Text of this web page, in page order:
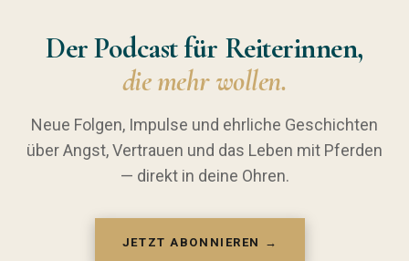
Der Podcast für Reiterinnen,
die mehr wollen.
Neue Folgen, Impulse und ehrliche Geschichten
über Angst, Vertrauen und das Leben mit Pferden
— direkt in deine Ohren.
JETZT ABONNIEREN →